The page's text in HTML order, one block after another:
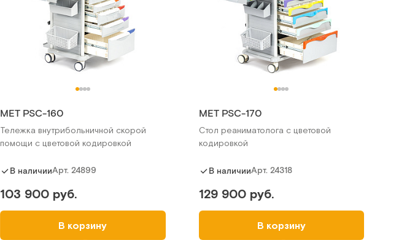
MET PSC-160
Тележка внутрибольничной скорой
помощи с цветовой кодировкой
В наличииАрт.24899
103 900 руб.
В корзину
МЕТ PSC-170
Стол реаниматолога с цветовой
кодировкой
В наличииАрт. 24318
129 900 руб.
В корзину